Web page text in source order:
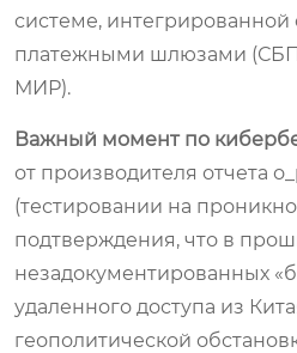
системе,
платежными шлюзами
МИР).
Важный момент по
от производителя отчета
(тестировании на
подтверждения, что в
незадокументированных
удаленного доступа из
геополитической